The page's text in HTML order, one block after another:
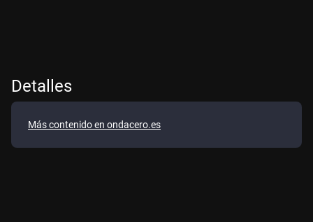
Detalles
Más contenido en ondacero.es